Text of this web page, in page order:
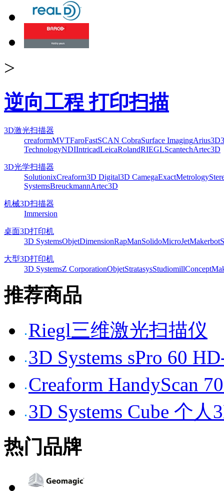
>
逆向工程 打印扫描
3D激光扫描器
creaformMVTFaroFastSCAN CobraSurface ImagingArius3D
TechnologyNDIIntricadLeicaRolandRIEGLScantechArtec3D
3D光学扫描器
SolutionixCreaform3D Digital3D CamegaExactMetrology
SystemsBreuckmannArtec3D
机械3D扫描器
Immersion
桌面3D打印机
3D SystemsObjetDimensionRapManSolidoMicroJetMakerbot
大型3D打印机
3D SystemsZ CorporationObjetStratasysStudiomillConcept
推荐商品
Riegl三维激光扫描仪
3D Systems sPro 60
Creaform HandyScan
3D Systems Cube 个人
热门品牌